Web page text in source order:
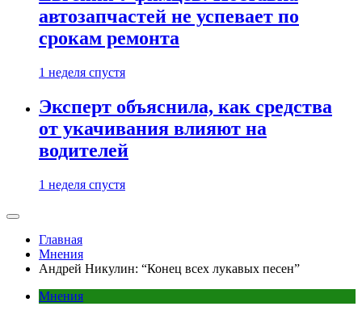
автозапчастей не успевает по
срокам ремонта
1 неделя спустя
Эксперт объяснила, как средства
от укачивания влияют на
водителей
1 неделя спустя
Главная
Мнения
Андрей Никулин: “Конец всех лукавых песен”
Мнения